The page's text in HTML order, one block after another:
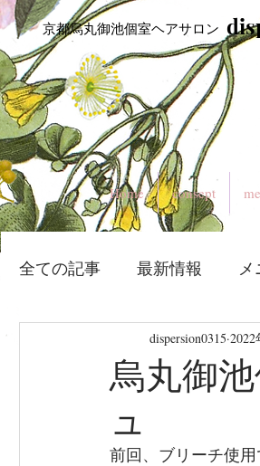
​ 京都烏丸御池個室ヘアサロン
Home consept
全ての記事 最新情報
烏丸御
ュ
dispersion0315 2022
前回、ブリーチ使